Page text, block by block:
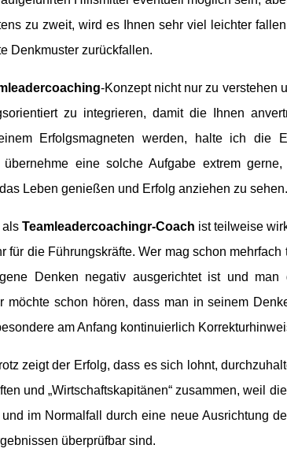
zu zweit, wird es Ihnen sehr viel leichter
Denkmuster zurückfallen.
-Konzept nicht nur zu verstehen
zu integrieren, damit die Ihnen
Erfolgsmagneten werden, halte ich die
übernehme eine solche Aufgabe extrem
das Leben genießen und Erfolg anziehen zu sehen.
als Teamleadercoachingr-Coach ist teilweise
für die Führungskräfte. Wer mag schon
Denken negativ ausgerichtet ist und man
möchte schon hören, dass man in seinem
am Anfang kontinuierlich
zeigt der Erfolg, dass es sich lohnt,
und „Wirtschaftskapitänen“ zusammen, weil
im Normalfall durch eine neue Ausrichtung
überprüfbar sind.